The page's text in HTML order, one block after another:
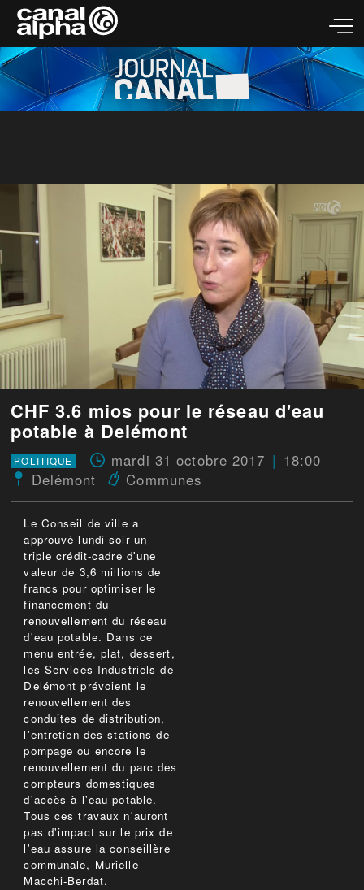
CHF 3.6 mios pour le réseau d'eau
potable à Delémont
POLITIQUE mardi 31 octobre 2017
18:00
Delémont
Communes
Le Conseil de ville a
approuvé lundi soir un
triple crédit-cadre d'une
valeur de 3,6 millions de
francs pour optimiser le
financement du
renouvellement du réseau
d'eau potable. Dans ce
menu entrée, plat, dessert,
les Services Industriels de
Delémont prévoient le
renouvellement des
conduites de distribution,
l'entretien des stations de
pompage ou encore le
renouvellement du parc des
compteurs domestiques
d'accès à l'eau potable.
Tous ces travaux n'auront
pas d'impact sur le prix de
l'eau assure la conseillère
communale, Murielle
Macchi-Berdat.